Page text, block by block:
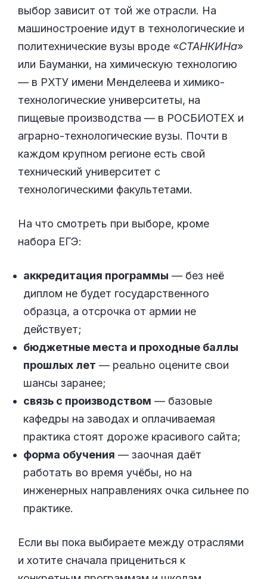
выбор зависит от той же отрасли. На
машиностроение идут в технологические и
политехнические вузы вроде «СТАНКИНа»
или Бауманки, на химическую технологию
— в РХТУ имени Менделеева и химико-
технологические университеты, на
пищевые производства — в РОСБИОТЕХ и
аграрно-технологические вузы. Почти в
каждом крупном регионе есть свой
технический университет с
технологическими факультетами.
На что смотреть при выборе, кроме
набора ЕГЭ:
аккредитация программы — без неё
диплом не будет государственного
образца, а отсрочка от армии не
действует;
бюджетные места и проходные баллы
прошлых лет — реально оцените свои
шансы заранее;
связь с производством — базовые
кафедры на заводах и оплачиваемая
практика стоят дороже красивого сайта;
форма обучения — заочная даёт
работать во время учёбы, но на
инженерных направлениях очка сильнее по
практике.
Если вы пока выбираете между отраслями
и хотите сначала прицениться к